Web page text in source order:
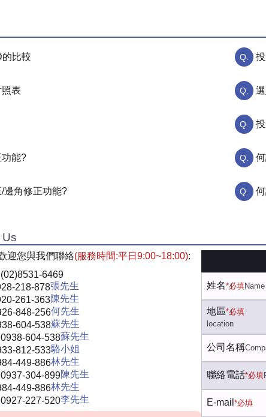
比較
表
能?
邊角修正功能?
迎您與我們聯絡(服務時間:平日9:00~18:00):
(02)8531-6469
218-878張先生
261-363陳先生
848-256何先生
604-538蘇先生
0938-604-538蘇先生
812-533駱小姐
449-886林先生
0937-304-899陳先生
449-886林先生
0927-227-520李先生
姓名*必填Name
地區*必填
location
公司名稱
聯絡電話*必填
E-mail *必填